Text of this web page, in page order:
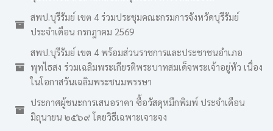
สพป.บุรีรัมย์ เขต 4 ร่วมประชุมคณะกรมการจังหวัดบุรีรัมย์
ประจำเดือน กรกฎาคม 2569
สพป.บุรีรัมย์ เขต 4 พร้อมส่วนราชการและประชาชนอำเภอ
พุทไธสง ร่วมเฉลิมพระเกียรติพระบาทสมเด็จพระเจ้าอยู่หัว เนื่อง
ในโอกาสวันเฉลิมพระชนมพรรษา
ประกาศผู้ชนะการเสนอราคา ซื้อวัสดุหมึกพิมพ์ ประจำเดือน
มิถุนายน ๒๕๖๙ โดยวิธีเฉพาะเจาะจง